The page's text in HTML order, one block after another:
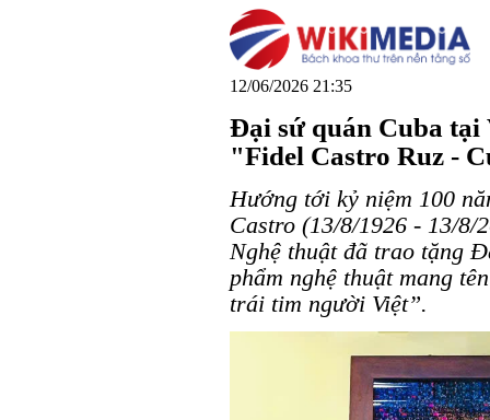
12/06/2026 21:35
Đại sứ quán Cuba tại
"Fidel Castro Ruz -
Hướng tới kỷ niệm 100
Castro (13/8/1926 - 13/8/
Nghệ thuật đã trao tặng
phẩm nghệ thuật mang
trái tim người Việt”.